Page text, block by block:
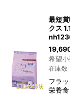
最短
クス
希望
在庫数
フラ
栄養